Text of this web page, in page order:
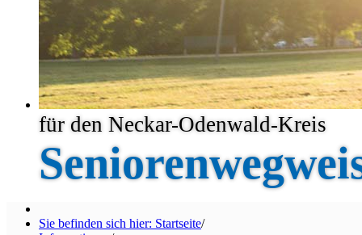
für den Neckar-Odenwald-Kreis
Sie befinden sich hier: Startseite/